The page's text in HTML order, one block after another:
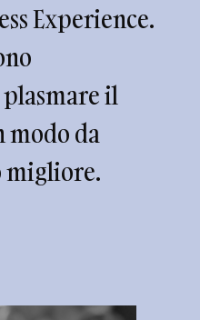
Experience.
il
modo da
migliore.